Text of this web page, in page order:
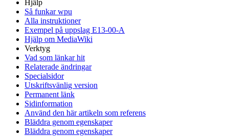
Hjälp
Så funkar wpu
Alla instruktioner
Exempel på uppslag E13-00-A
Hjälp om MediaWiki
Verktyg
Vad som länkar hit
Relaterade ändringar
Specialsidor
Utskriftsvänlig version
Permanent länk
Sidinformation
Använd den här artikeln som referens
Bläddra genom egenskaper
Bläddra genom egenskaper